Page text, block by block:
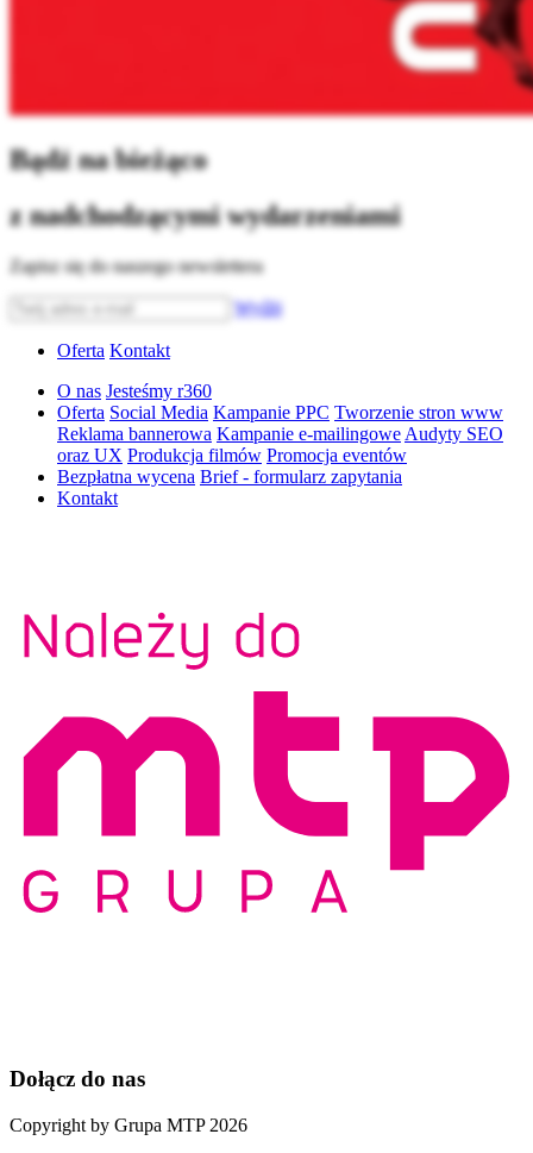
Bądź na bieżąco
z nadchodzącymi wydarzeniami
Zapisz się do naszego newslettera
Wyślij
Oferta Kontakt
O nas Jesteśmy r360
Oferta Social Media Kampanie PPC Tworzenie stron www
Reklama bannerowa Kampanie e-mailingowe Audyty SEO
oraz UX Produkcja filmów Promocja eventów
Bezpłatna wycena Brief - formularz zapytania
Kontakt
Dołącz do nas
Copyright by Grupa MTP 2026